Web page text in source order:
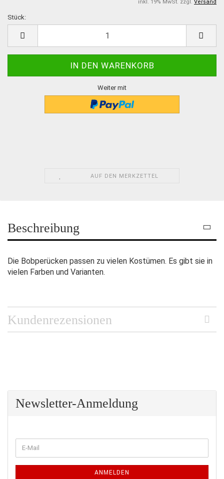
inkl. 19% MwSt. zzgl. Versand
Stück:
Weiter mit
AUF DEN MERKZETTEL
Beschreibung
Die Bobperücken passen zu vielen Kostümen. Es gibt sie in
vielen Farben und Varianten.
Kundenrezensionen
Newsletter-Anmeldung
ZUR
NEWSLETTER-
E-
Mail
ANMELDEN